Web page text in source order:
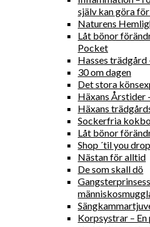
själv kan göra
Naturens
Låt bönor
Pocket
Hasses trädgård
30 om dagen
Det stora
Häxans Årstider
Häxans
Sockerfria
Låt bönor
Shop ´til you drop
Nästan för alltid
De som skall dö
Korpsystrar –